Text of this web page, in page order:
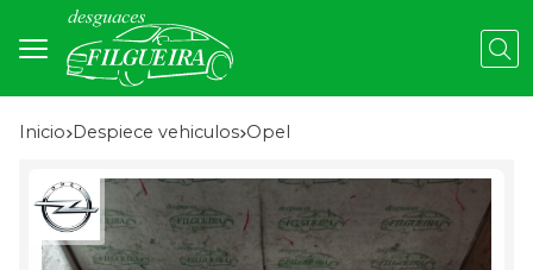
Inicio despiece vehiculos opel